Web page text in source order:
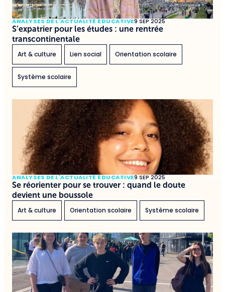
ANALYSES DE L'ACTUALITÉ ÉDUCATIVE9 SEP 2025
S’expatrier pour les études : une rentrée
transcontinentale
Art & culture
Lien social Orientation scolaire
Système scolaire
ANALYSES DE L'ACTUALITÉ ÉDUCATIVE9 SEP 2025
Se réorienter pour se trouver : quand le doute
devient une boussole
Art & culture
Orientation scolaire Système scolaire